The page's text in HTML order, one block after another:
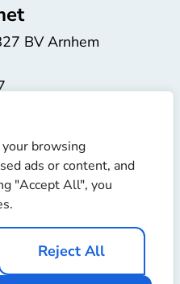
browsing
ads or content, and
"Accept All", you
Reject All
BV Arnhem
Alle rechten